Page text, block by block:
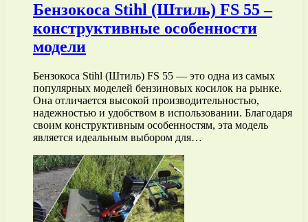
Бензокоса Stihl (Штиль) FS 55 –
конструктивные особенности
модели
Бензокоса Stihl (Штиль) FS 55 — это одна из самых
популярных моделей бензиновых косилок на рынке.
Она отличается высокой производительностью,
надежностью и удобством в использовании. Благодаря
своим конструктивным особенностям, эта модель
является идеальным выбором для…